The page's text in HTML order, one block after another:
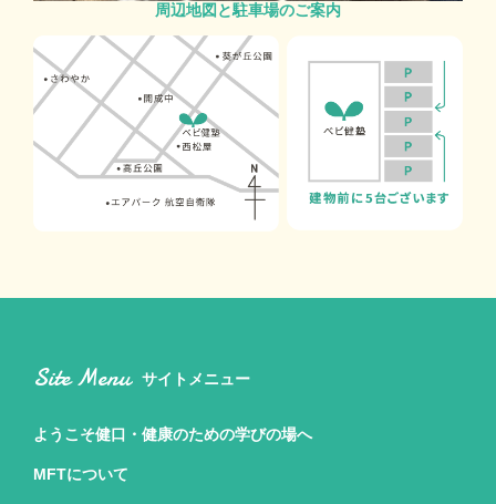
周辺地図と駐車場のご案内
Site Menu サイトメニュー
ようこそ健口・健康のための学びの場へ
MFTについて